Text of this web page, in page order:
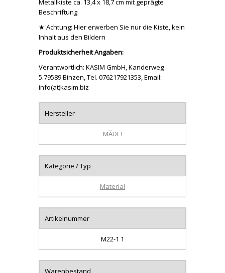
Metallkiste ca. 13,4 x 18,7 cm mit geprägte
Beschriftung
★ Achtung: Hier erwerben Sie nur die Kiste, kein
Inhalt aus den Bildern
Produktsicherheit Angaben:
Verantwortlich: KASIM GmbH, Kanderweg
5.79589 Binzen, Tel. 076217921353, Email:
info(at)kasim.biz
Hersteller
MÄDE!
Kategorie / Typ
Material
Artikelnummer
M22-1 1
Warenbestand